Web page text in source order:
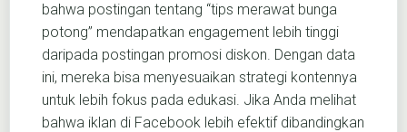
bahwa postingan tentang “tips merawat bunga
potong” mendapatkan engagement lebih tinggi
daripada postingan promosi diskon. Dengan data
ini, mereka bisa menyesuaikan strategi kontennya
untuk lebih fokus pada edukasi. Jika Anda melihat
bahwa iklan di Facebook lebih efektif dibandingkan